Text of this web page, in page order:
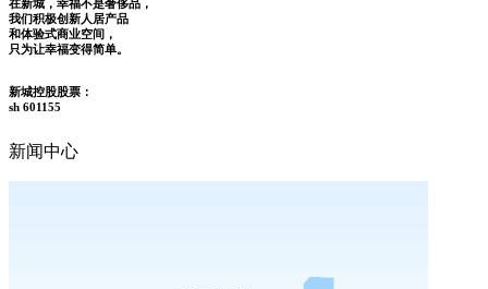
在新城，幸福不是奢侈品，
我们积极创新人居产品
和体验式商业空间，
只为让幸福变得简单。
新城控股股票：
sh 601155
新闻中心